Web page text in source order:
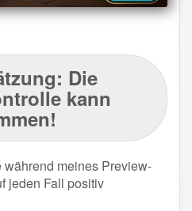
Die
kann
meines Preview-
jeden Fall positiv